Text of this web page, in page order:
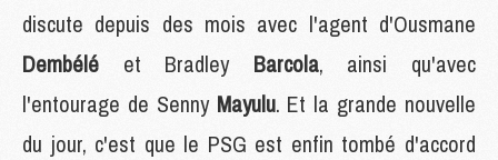
discute depuis des mois avec l'agent d'Ousmane
Dembélé et Bradley Barcola, ainsi qu'avec
l'entourage de Senny Mayulu. Et la grande nouvelle
du jour, c'est que le PSG est enfin tombé d'accord